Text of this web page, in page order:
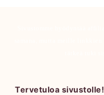
Tervetuloa sivustolle!